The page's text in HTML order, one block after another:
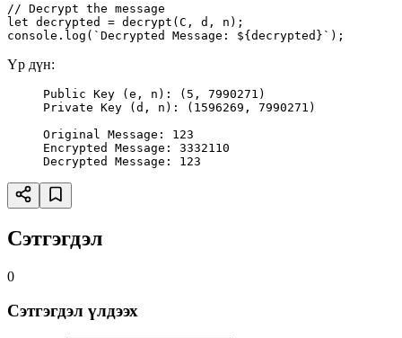
// Decrypt the message
let decrypted = decrypt(C, d, n);
console.log(`Decrypted Message: ${decrypted}`);
Үр дүн:
Public Key (e, n): (5, 7990271)
Private Key (d, n): (1596269, 7990271)
Original Message: 123
Encrypted Message: 3332110
Decrypted Message: 123
Сэтгэгдэл
0
Сэтгэгдэл үлдээх